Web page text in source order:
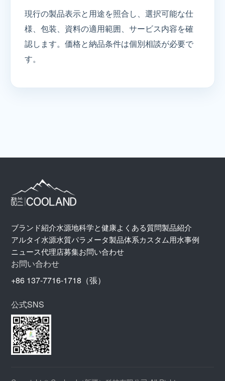
現行の製品表示と用途を照合し、選択可能な仕
様、包装、資料の適用範囲、サービス内容を確
認します。価格と納品条件は個別相談が必要で
す。
ブランド紹介水源地科学と健康よくある質問製品紹介
アルタイ水源水質パラメータ製品体系カスタム用水事例
ニュース代理店募集お問い合わせ
お問い合わせ
+86 137-7716-1718（張）
公式SNS